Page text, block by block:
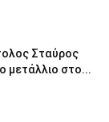
Σταύρος
μετάλλιο στο...